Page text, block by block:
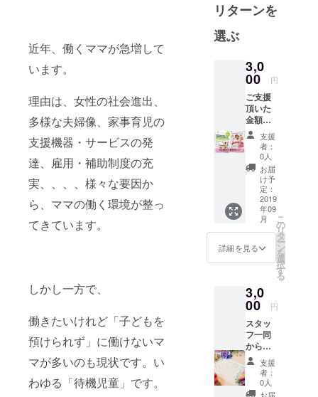
近年、働くママが急増して
います。
理由は、女性の社会進出、
多様な夫婦像、家事育児の
支援機器・サービスの発
達、雇用・補助制度の充
実、、、、様々な要因か
ら、ママの働く環境が整っ
てきています。
しかし一方で、
働きたいけれど「子どもを
預けられず」に働けないマ
マが多いのも現状です。い
わゆる「待機児童」です。
から、足立
区五反野駅
徒歩4分に誕
ワーキング
スペース
ツナグ」で
お仕事でき
る環境はも
ちろん、打
合せ席、一
息つける飲
み物、ゴロ
ゴロできる
休憩スペー
ス、子連れ
キッズルー
ム、授乳
室、オムツ
替えシー
ト、作品展
示・広告が
できるレン
リターンを
選ぶ
3,0
00 円
ご支援
頂いた
金額以
上の
サービ
スとな
りま
す！ ぜ
ひ、ご
利用く
ださ
い。 ・
コワー
キング
スペー
ス利用
※飲食販
売、物
販、イ
ベント
会費、
にはご
利用で
きませ
ん ・保
育園一
支援
者：
0人
お届
け予
定：
2019
年09
月
詳細を見る
こ
の
リ
タ
ー
ン
を
選
択
す
る
3,0
00 円
スタッ
フ一同
からの
お礼の
お手紙
とオリ
ジナル
支援
者：
0人